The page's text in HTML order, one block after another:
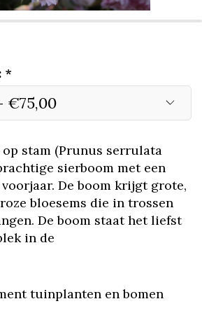
*
op stam (Prunus serrulata
sierboom met een
De boom krijgt grote,
bloesems die in trossen
De boom staat het liefst
in de
tuinplanten en bomen